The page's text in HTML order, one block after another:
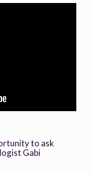
to ask
Gabi